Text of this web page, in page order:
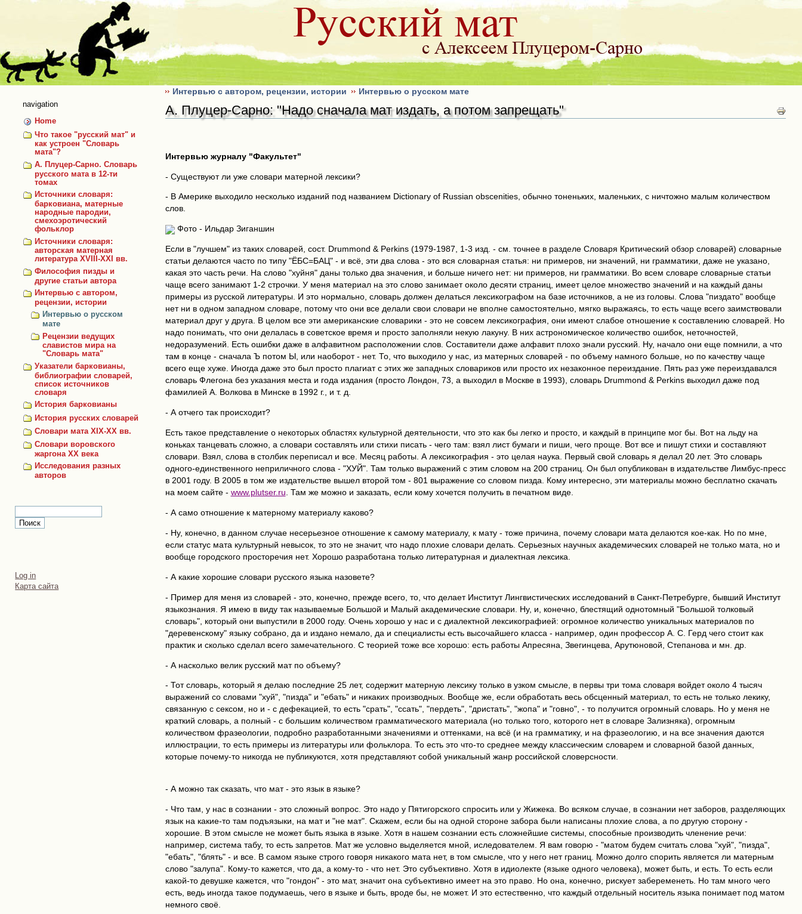
navigation
Home
Что такое "русский мат" и
как устроен "Словарь
мата"?
А. Плуцер-Сарно. Словарь
русского мата в 12-ти
томах
Источники словаря:
барковиана, матерные
народные пародии,
смехоэротический
фольклор
Источники словаря:
авторская матерная
литература XVIII-XXI вв.
Философия пизды и
другие статьи автора
Интервью с автором,
рецензии, истории
Интервью о русском
мате
Рецензии ведущих
славистов мира на
"Словарь мата"
Указатели барковианы,
библиографии словарей,
список источников
словаря
История барковианы
История русских словарей
Словари мата XIX-XX вв.
Словари воровского
жаргона ХХ века
Исследования разных
авторов
Personal
tools
Log in
Карта сайта
Интервью с автором, рецензии, истории Интервью о русском мате
А. Плуцер-Сарно: "Надо сначала мат издать, а потом запрещать"
Интервью журналу "Факультет"
- Существуют ли уже словари матерной лексики?
- В Америке выходило несколько изданий под названием Dictionary of Russian obscenities, обычно тоненьких, маленьких, с ничтожно малым количеством
слов.
Фото - Ильдар Зиганшин
Если в "лучшем" из таких словарей, сост. Drummond & Perkins (1979-1987, 1-3 изд. - см. точнее в разделе Словаря Критический обзор словарей) словарные
статьи делаются часто по типу "ЁБС=БАЦ" - и всё, эти два слова - это вся словарная статья: ни примеров, ни значений, ни грамматики, даже не указано,
какая это часть речи. На слово "хуйня" даны только два значения, и больше ничего нет: ни примеров, ни грамматики. Во всем словаре словарные статьи
чаще всего занимают 1-2 строчки. У меня материал на это слово занимает около десяти страниц, имеет целое множество значений и на каждый даны
примеры из русской литературы. И это нормально, словарь должен делаться лексикографом на базе источников, а не из головы. Слова "пиздато" вообще
нет ни в одном западном словаре, потому что они все делали свои словари не вполне самостоятельно, мягко выражаясь, то есть чаще всего заимствовали
материал друг у друга. В целом все эти американские словарики - это не совсем лексикография, они имеют слабое отношение к составлению словарей. Но
надо понимать, что они делалась в советское время и просто заполняли некую лакуну. В них астрономическое количество ошибок, неточностей,
недоразумений. Есть ошибки даже в алфавитном расположении слов. Составители даже алфавит плохо знали русский. Ну, начало они еще помнили, а что
там в конце - сначала Ъ потом Ы, или наоборот - нет. То, что выходило у нас, из матерных словарей - по объему намного больше, но по качеству чаще
всего еще хуже. Иногда даже это был просто плагиат с этих же западных словариков или просто их незаконное переиздание. Пять раз уже переиздавался
словарь Флегона без указания места и года издания (просто Лондон, 73, а выходил в Москве в 1993), словарь Drummond & Perkins выходил даже под
фамилией А. Волкова в Минске в 1992 г., и т. д.
- А отчего так происходит?
Есть такое представление о некоторых областях культурной деятельности, что это как бы легко и просто, и каждый в принципе мог бы. Вот на льду на
коньках танцевать сложно, а словари составлять или стихи писать - чего там: взял лист бумаги и пиши, чего проще. Вот все и пишут стихи и составляют
словари. Взял, слова в столбик переписал и все. Месяц работы. А лексикография - это целая наука. Первый свой словарь я делал 20 лет. Это словарь
одного-единственного неприличного слова - "ХУЙ". Там только выражений с этим словом на 200 страниц. Он был опубликован в издательстве Лимбус-пресс
в 2001 году. В 2005 в том же издательстве вышел второй том - 801 выражение со словом пизда. Кому интересно, эти материалы можно бесплатно скачать
на моем сайте - www.plutser.ru . Там же можно и заказать, если кому хочется получить в печатном виде.
- А само отношение к матерному материалу каково?
- Ну, конечно, в данном случае несерьезное отношение к самому материалу, к мату - тоже причина, почему словари мата делаются кое-как. Но по мне,
если статус мата культурный невысок, то это не значит, что надо плохие словари делать. Серьезных научных академических словарей не только мата, но и
вообще городского просторечия нет. Хорошо разработана только литературная и диалектная лексика.
- А какие хорошие словари русского языка назовете?
- Пример для меня из словарей - это, конечно, прежде всего, то, что делает Институт Лингвистических исследований в Санкт-Петребурге, бывший Институт
языкознания. Я имею в виду так называемые Большой и Малый академические словари. Ну, и, конечно, блестящий однотомный "Большой толковый
словарь", который они выпустили в 2000 году. Очень хорошо у нас и с диалектной лексикографией: огромное количество уникальных материалов по
"деревенскому" языку собрано, да и издано немало, да и специалисты есть высочайшего класса - например, один профессор А. С. Герд чего стоит как
практик и сколько сделал всего замечательного. С теорией тоже все хорошо: есть работы Апресяна, Звегинцева, Арутюновой, Степанова и мн. др.
- А насколько велик русский мат по объему?
- Тот словарь, который я делаю последние 25 лет, содержит матерную лексику только в узком смысле, в первы три тома словаря войдет около 4 тысяч
выражений со словами "хуй", "пизда" и "ебать" и никаких производных. Вообще же, если обработать весь обсценный материал, то есть не только лекику,
связанную с сексом, но и - с дефекацией, то есть "срать", "ссать", "пердеть", "дристать", "жопа" и "говно", - то получится огромный словарь. Но у меня не
краткий словарь, а полный - с большим количеством грамматического материала (но только того, которого нет в словаре Зализняка), огромным
количеством фразеологии, подробно разработанными значениями и оттенками, на всё (и на грамматику, и на фразеологию, и на все значения даются
иллюстрации, то есть примеры из литературы или фольклора. То есть это что-то среднее между классическим словарем и словарной базой данных,
которые почему-то никогда не публикуются, хотя представляют собой уникальный жанр российской словерсности.
- А можно так сказать, что мат - это язык в языке?
- Что там, у нас в сознании - это сложный вопрос. Это надо у Пятигорского спросить или у Жижека. Во всяком случае, в сознании нет заборов, разделяющих
язык на какие-то там подъязыки, на мат и "не мат". Скажем, если бы на одной стороне забора были написаны плохие слова, а по другую сторону -
хорошие. В этом смысле не может быть языка в языке. Хотя в нашем сознании есть сложнейшие системы, способные производить членение речи:
например, система табу, то есть запретов. Мат же условно выделяется мной, иследователем. Я вам говорю - "матом будем считать слова "хуй", "пизда",
"ебать", "блять" - и все. В самом языке строго говоря никакого мата нет, в том смысле, что у него нет границ. Можно долго спорить является ли матерным
слово "залупа". Кому-то кажется, что да, а кому-то - что нет. Это субъективно. Хотя в идиолекте (языке одного человека), может быть, и есть. То есть если
какой-то девушке кажется, что "гондон" - это мат, значит она субъективно имеет на это право. Но она, конечно, рискует забеременеть. Но там много чего
есть, ведь иногда такое подумаешь, чего в языке и быть, вроде бы, не может. И это естественно, что каждый отдельный носитель языка понимает под матом
немного своё.